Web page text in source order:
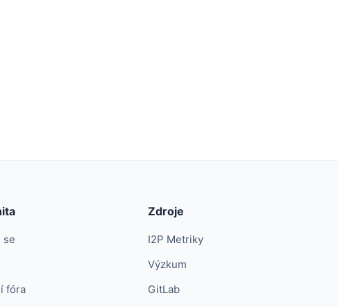
se
fóra
Zdroje
I2P Metriky
Výzkum
GitLab